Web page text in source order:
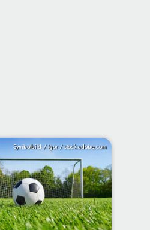
Symbolbild / Igor / stock.adobe.com